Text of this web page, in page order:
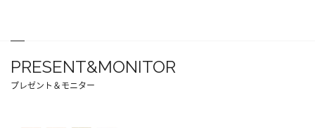
PRESENT&MONITOR
プレゼント＆モニター